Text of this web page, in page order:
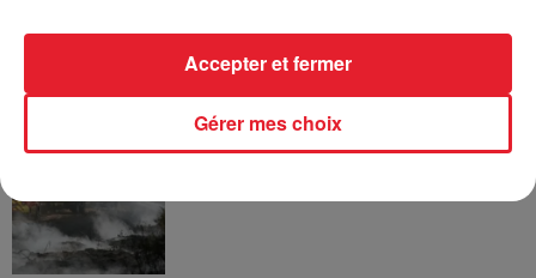
Incendies en Gironde : encore
plusieurs semaines avant
Gérer mes choix
Accepter et fermer